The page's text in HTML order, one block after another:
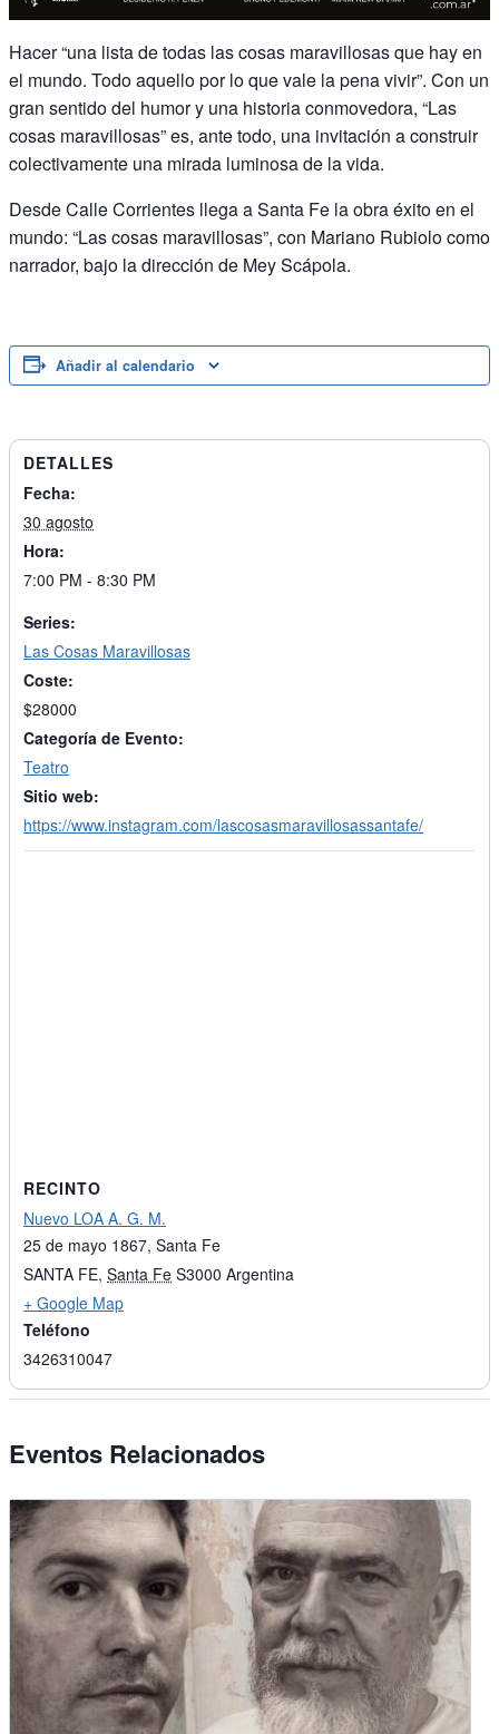
Hacer “una lista de todas las cosas maravillosas que hay en
el mundo. Todo aquello por lo que vale la pena vivir”. Con un
gran sentido del humor y una historia conmovedora, “Las
cosas maravillosas” es, ante todo, una invitación a construir
colectivamente una mirada luminosa de la vida.
Desde Calle Corrientes llega a Santa Fe la obra éxito en el
mundo: “Las cosas maravillosas”, con Mariano Rubiolo como
narrador, bajo la dirección de Mey Scápola.
Añadir al calendario
DETALLES
Fecha:
30 agosto
Hora:
7:00 PM - 8:30 PM
Series:
Las Cosas Maravillosas
Coste:
$28000
Categoría de Evento:
Teatro
Sitio web:
https://www.instagram.com/lascosasmaravillosassantafe/
RECINTO
Nuevo LOA A. G. M.
25 de mayo 1867, Santa Fe
SANTA FE, Santa Fe S3000 Argentina
+ Google Map
Teléfono
3426310047
Eventos Relacionados